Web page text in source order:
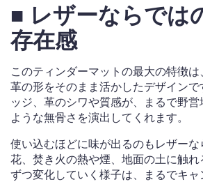
■ レザーならでは
存在感
このティンダーマットの最大の特徴
革の形をそのまま活かしたデザイン
ッジ、革のシワや質感が、まるで野
ような無骨さを演出してくれます。
使い込むほどに味が出るのもレザー
花、焚き火の熱や煙、地面の土に触
ずつ変化していく様子は、まるでキ